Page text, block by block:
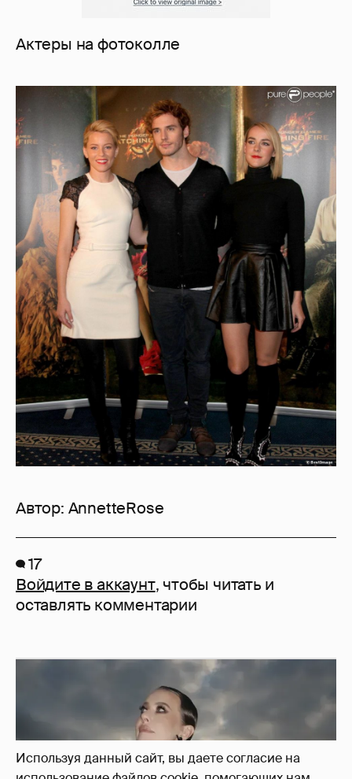
Используя данный сайт, вы даете согласие на
Актеры на фотоколле
Автор: AnnetteRose
17
Войдите в аккаунт, чтобы читать и
оставлять комментарии